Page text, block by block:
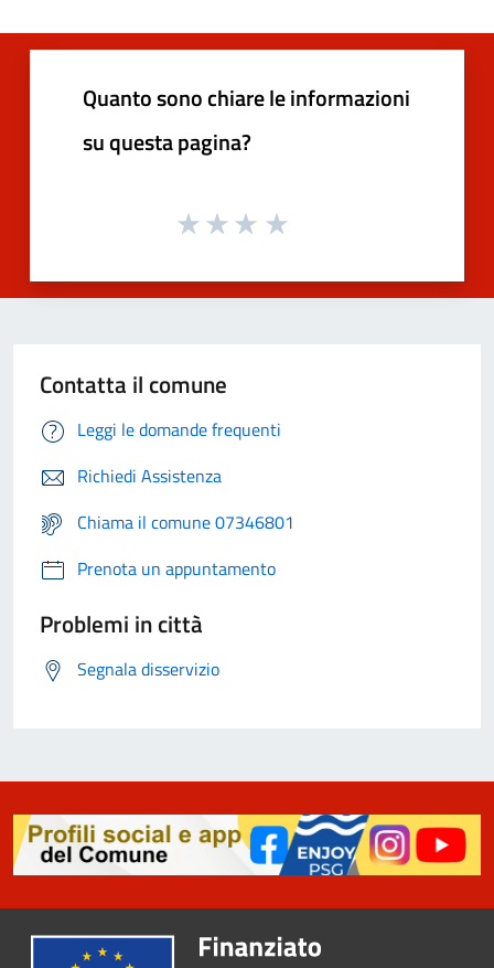
Quanto sono chiare le informazioni
su questa pagina?
Contatta il comune
Leggi le domande frequenti
Richiedi Assistenza
Chiama il comune 07346801
Prenota un appuntamento
Problemi in città
Segnala disservizio